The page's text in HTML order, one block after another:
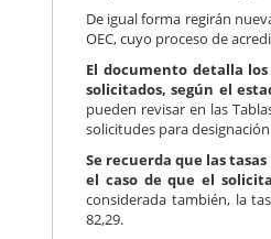
De igual forma regirán
OEC, cuyo proceso de
El documento detalla
solicitados, según el
pueden revisar en las
solicitudes para
Se recuerda que las
el caso de que el
considerada también, la
82,29.